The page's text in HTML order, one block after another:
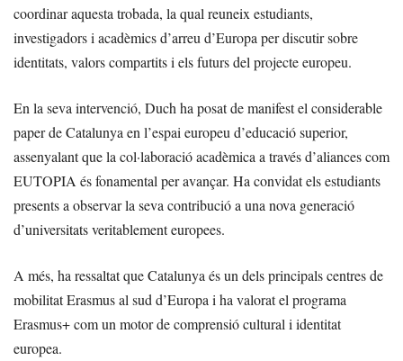
coordinar aquesta trobada, la qual reuneix estudiants,
investigadors i acadèmics d’arreu d’Europa per discutir sobre
identitats, valors compartits i els futurs del projecte europeu.
En la seva intervenció, Duch ha posat de manifest el considerable
paper de Catalunya en l’espai europeu d’educació superior,
assenyalant que la col·laboració acadèmica a través d’aliances com
EUTOPIA és fonamental per avançar. Ha convidat els estudiants
presents a observar la seva contribució a una nova generació
d’universitats veritablement europees.
A més, ha ressaltat que Catalunya és un dels principals centres de
mobilitat Erasmus al sud d’Europa i ha valorat el programa
Erasmus+ com un motor de comprensió cultural i identitat
europea.